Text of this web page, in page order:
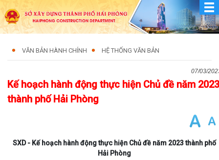
VĂN BẢN HÀNH CHÍNH HỆ THỐNG VĂN BẢN
07/03/
Kế hoạch hành động thực hiện Chủ đề năm 2023
thành phố Hải Phòng
SXD - Kế hoạch hành động thực hiện Chủ đề năm 2023 thành phố
Hải Phòng